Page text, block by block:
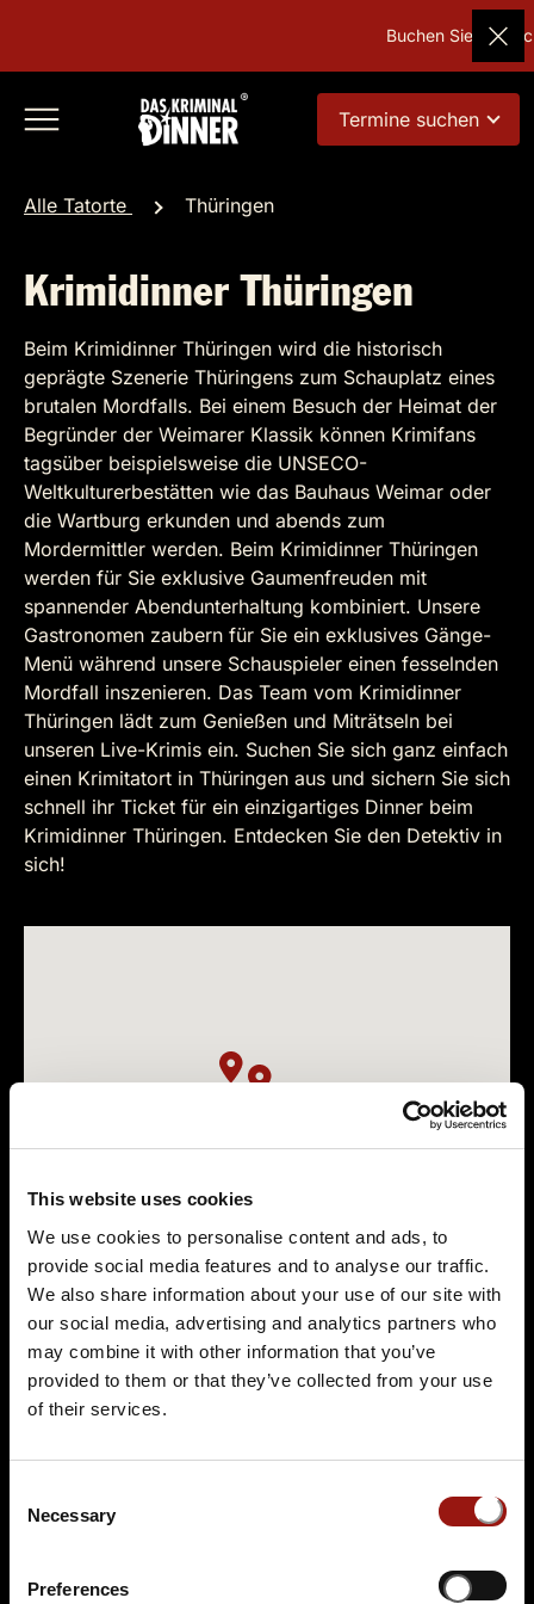
This website uses cookies
We use cookies to personalise content and ads, to
provide social media features and to analyse our traffic.
We also share information about your use of our site with
our social media, advertising and analytics partners who
may combine it with other information that you’ve
provided to them or that they’ve collected from your use
of their services.
Selection
Necessary
Preferences
Buchen Sie
Termine suchen
Alle Tatorte Thüringen
Krimidinner Thüringen
Beim Krimidinner Thüringen wird die historisch
geprägte Szenerie Thüringens zum Schauplatz eines
brutalen Mordfalls. Bei einem Besuch der Heimat der
Begründer der Weimarer Klassik können Krimifans
tagsüber beispielsweise die UNSECO-
Weltkulturerbestätten wie das Bauhaus Weimar oder
die Wartburg erkunden und abends zum
Mordermittler werden. Beim Krimidinner Thüringen
werden für Sie exklusive Gaumenfreuden mit
spannender Abendunterhaltung kombiniert. Unsere
Gastronomen zaubern für Sie ein exklusives Gänge-
Menü während unsere Schauspieler einen fesselnden
Mordfall inszenieren. Das Team vom Krimidinner
Thüringen lädt zum Genießen und Miträtseln bei
unseren Live-Krimis ein. Suchen Sie sich ganz einfach
einen Krimitatort in Thüringen aus und sichern Sie sich
schnell ihr Ticket für ein einzigartiges Dinner beim
Krimidinner Thüringen. Entdecken Sie den Detektiv in
sich!
ARNSTADT